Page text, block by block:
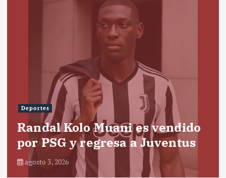
Deportes
Randal Kolo Muani es vendido
por PSG y regresa a Juventus
agosto 3, 2026